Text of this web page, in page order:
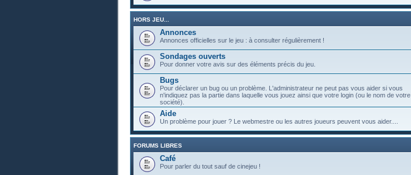
HORS JEU...
Annonces
Annonces officielles sur le jeu : à consulter régulièrement !
Sondages ouverts
Pour donner votre avis sur des éléments précis du jeu.
Bugs
Pour déclarer un bug ou un problème. L'administrateur ne peut pas vous aider si vous
n'indiquez pas la partie dans laquelle vous jouez ainsi que votre login (ou le nom de votre
société).
Aide
Un problème pour jouer ? Le webmestre ou les autres joueurs peuvent vous aider....
FORUMS LIBRES
Café
Pour parler du tout sauf de cinejeu !